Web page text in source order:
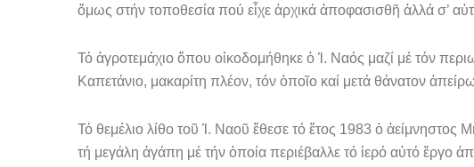
ὅμως στήν τοποθεσία πού εἶχε ἀρχικά ἀποφασισθῆ ἀλλά σ’
Τό ἀγροτεμάχιο ὅπου οἰκοδομήθηκε ὁ Ἱ. Ναός μαζί μέ τόν
Καπετάνιο, μακαρίτη πλέον, τόν ὁποῖο καί μετά θάνατον
Τό θεμέλιο λίθο τοῦ Ἱ. Ναοῦ ἔθεσε τό ἔτος 1983 ὁ
τή μεγάλη ἀγάπη μέ τήν ὁποία περιέβαλλε τό ἱερό αὐτό ἔργο